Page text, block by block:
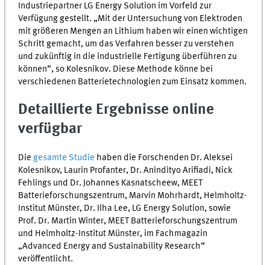
Industriepartner LG Energy Solution im Vorfeld zur
Verfügung gestellt. „Mit der Untersuchung von Elektroden
mit größeren Mengen an Lithium haben wir einen wichtigen
Schritt gemacht, um das Verfahren besser zu verstehen
und zukünftig in die industrielle Fertigung überführen zu
können“, so Kolesnikov. Diese Methode könne bei
verschiedenen Batterietechnologien zum Einsatz kommen.
Detaillierte Ergebnisse online
verfügbar
Die gesamte Studie haben die Forschenden Dr. Aleksei
Kolesnikov, Laurin Profanter, Dr. Anindityo Arifiadi, Nick
Fehlings und Dr. Johannes Kasnatscheew, MEET
Batterieforschungszentrum, Marvin Mohrhardt, Helmholtz-
Institut Münster, Dr. Ilha Lee, LG Energy Solution, sowie
Prof. Dr. Martin Winter, MEETBatterieforschungszentrum
und Helmholtz-Institut Münster, im Fachmagazin
„Advanced Energy and Sustainability Research“
veröffentlicht.